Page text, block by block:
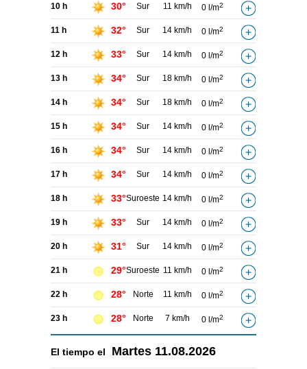
10 h 30° Sur 11 km/h 0 l/m2
11 h 32° Sur 14 km/h 0 l/m2
12 h 33° Sur 14 km/h 0 l/m2
13 h 34° Sur 18 km/h 0 l/m2
14 h 34° Sur 18 km/h 0 l/m2
15 h 34° Sur 14 km/h 0 l/m2
16 h 34° Sur 14 km/h 0 l/m2
17 h 34° Sur 14 km/h 0 l/m2
18 h 33°Suroeste 14 km/h 0 l/m2
19 h 33° Sur 14 km/h 0 l/m2
20 h 31° Sur 14 km/h 0 l/m2
21 h 29°Suroeste 11 km/h 0 l/m2
22 h 28° Norte 11 km/h 0 l/m2
23 h 28° Norte 7 km/h 0 l/m2
El tiempo el Martes 11.08.2026